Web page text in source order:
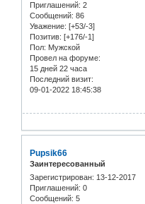
Приглашений: 2
Сообщений: 86
Уважение: [+53/-3]
Позитив: [+176/-1]
Пол: Мужской
Провел на форуме:
15 дней 22 часа
Последний визит:
09-01-2022 18:45:38
Pupsik66
Заинтересованный
Зарегистрирован: 13-12-2017
Приглашений: 0
Сообщений: 5